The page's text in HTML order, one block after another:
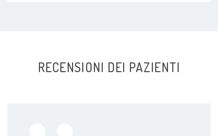
RECENSIONI DEI PAZIENTI